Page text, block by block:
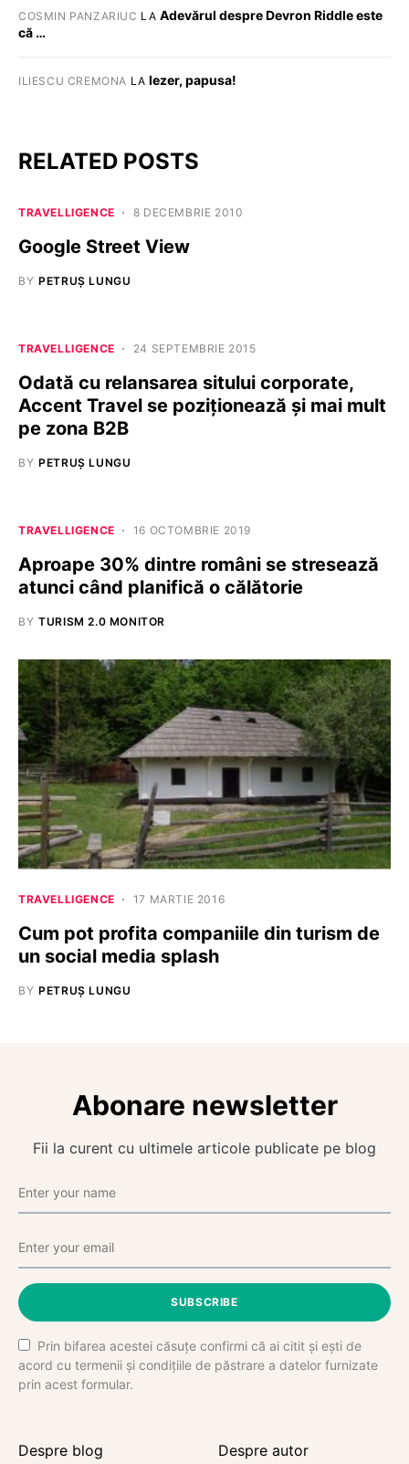
COSMIN PANZARIUC LA Adevărul despre Devron Riddle este
că …
ILIESCU CREMONA LAIezer, papusa!
RELATED POSTS
TRAVELLIGENCE 8 DECEMBRIE 2010
Google Street View
BY PETRUȘ LUNGU
TRAVELLIGENCE 24 SEPTEMBRIE 2015
Odată cu relansarea sitului corporate,
Accent Travel se poziționează și mai mult
pe zona B2B
BY PETRUȘ LUNGU
TRAVELLIGENCE 16 OCTOMBRIE 2019
Aproape 30% dintre români se stresează
atunci când planifică o călătorie
BY TURISM 2.0 MONITOR
TRAVELLIGENCE 17 MARTIE 2016
Cum pot profita companiile din turism de
un social media splash
BY PETRUȘ LUNGU
Abonare newsletter
Fii la curent cu ultimele articole publicate pe blog
SUBSCRIBE
Prin bifarea acestei căsuțe confirmi că ai citit și ești de
acord cu termenii și condițiile de păstrare a datelor furnizate
prin acest formular.
Despre blog Despre autor